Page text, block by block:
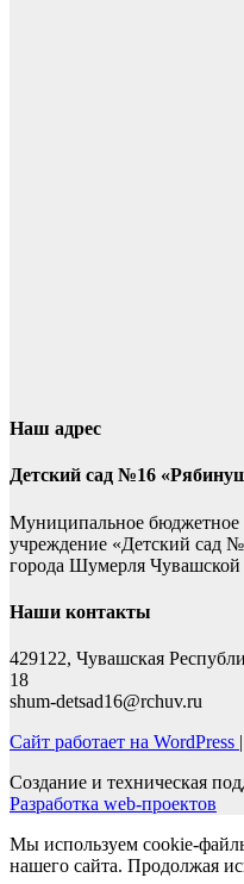
Наш адрес
Детский сад №16
Муниципальное бюджетное
учреждение «Детский сад
города Шумерля Чувашской
Наши контакты
429122, Чувашская
18
shum-detsad16@rchuv.ru
Сайт работает на WordPress |
Создание и техническая
Разработка web-проектов
Мы используем cookie-
нашего сайта. Продолжая